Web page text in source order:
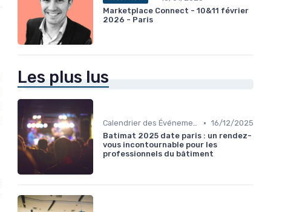
Marketplace Connect - 10&11 février
2026 - Paris
Les plus lus
Calendrier des Événements par Secteur • 16/12/2025
Batimat 2025 date paris : un rendez-
vous incontournable pour les
professionnels du bâtiment